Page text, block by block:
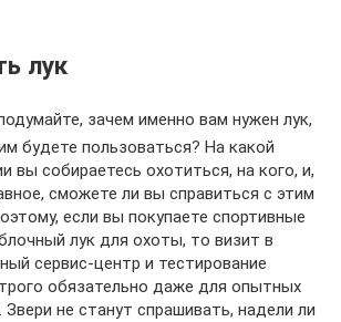
лук
зачем именно вам нужен лук,
будете пользоваться? На какой
вы собираетесь охотиться, на кого, и,
сможете ли вы справиться с этим
если вы покупаете спортивные
лук для охоты, то визит в
сервис-центр и тестирование
обязательно даже для опытных
Звери не станут спрашивать, надели ли